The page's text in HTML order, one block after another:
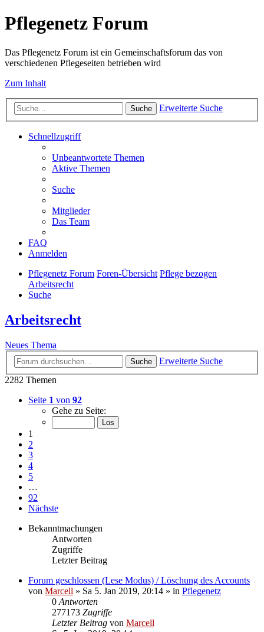
Pflegenetz Forum
Das Pflegenetz Forum ist ein Gemeinschaftsforum das von
verschiedenen Pflegeseiten betrieben wird
Zum Inhalt
Suche Erweiterte Suche
Schnellzugriff
Unbeantwortete Themen
Aktive Themen
Suche
Mitglieder
Das Team
FAQ
Anmelden
Pflegenetz Forum Foren-Übersicht Pflege bezogen
Arbeitsrecht
Suche
Arbeitsrecht
Neues Thema
Suche
Erweiterte Suche
2282 Themen
Seite 1 von 92
Gehe zu Seite:
1
2
3
4
5
…
92
Nächste
Bekanntmachungen
Antworten
Zugriffe
Letzter Beitrag
Forum geschlossen (Lese Modus) / Löschung des Accounts
von Marcell » Sa 5. Jan 2019, 20:14 » in Pflegenetz
0 Antworten
277173 Zugriffe
Letzter Beitrag von Marcell